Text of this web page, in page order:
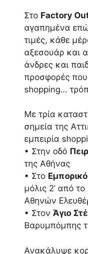
Στο Factory
αγαπημένα
τιμές, κάθε
αξεσουάρ και
άνδρες και
προσφορές
shopping…
Με τρία
σημεία της
εμπειρία
• Στην οδό
της Αθήνας
• Στο
μόλις 2’ από
Αθηνών
• Στον Άγιο
Βαρυμπόμπης
Ανακάλυψε